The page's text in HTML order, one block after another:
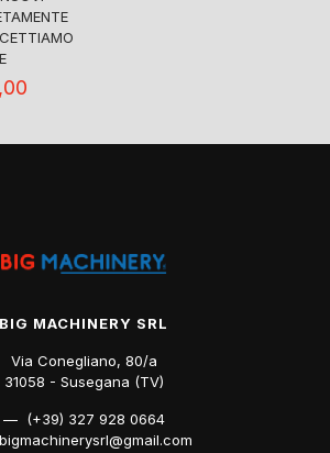
BIG MACHINERY SRL
Via Conegliano, 80/a
31058 - Susegana (TV)
— (+39) 327 928 0664